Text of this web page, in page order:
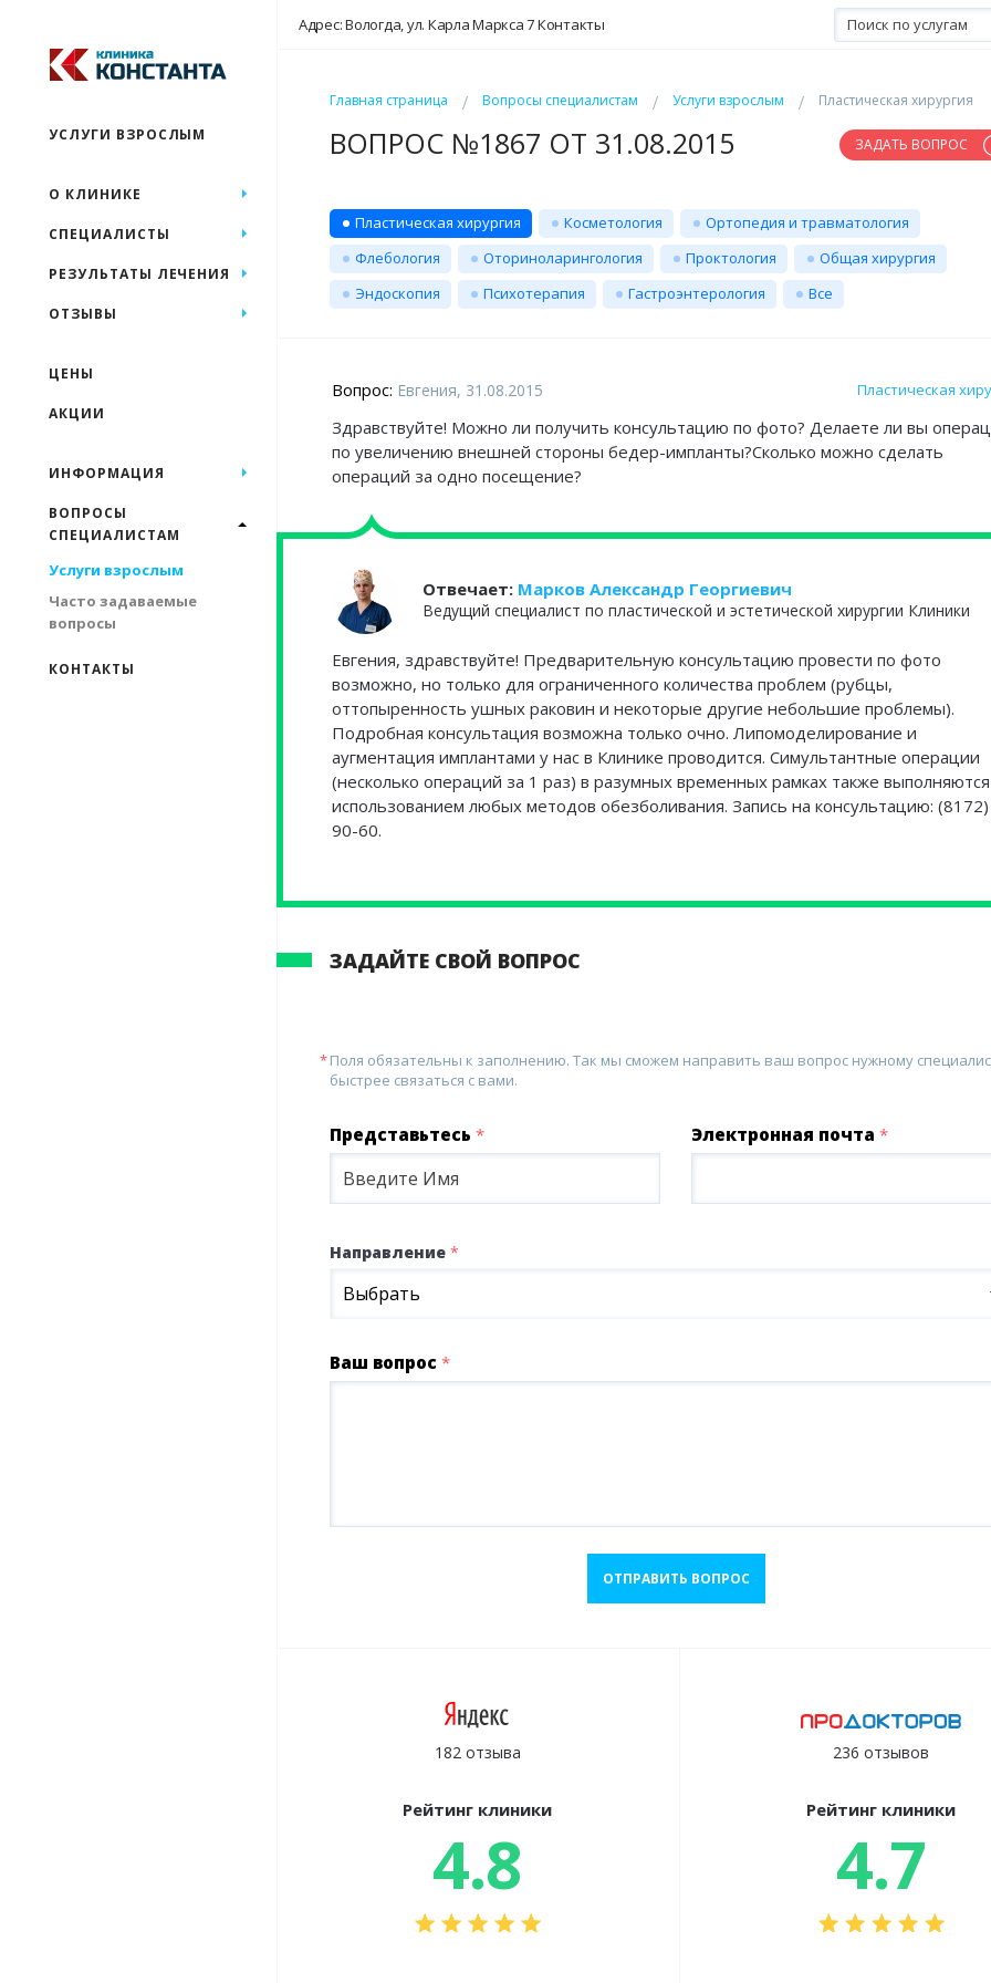
Адрес: Вологда, ул. Карла Маркса 7Контакты
Главная страница Вопросы специалистам Услуги взрослым Пластическая хирургия
ВОПРОС №1867 ОТ 31.08.2015 ЗАДАТЬ ВОПРОС
Пластическая хирургия Косметология
Ортопедия и травматология
Флебология
Оториноларингология Проктология
Общая хирургия
Эндоскопия
Психотерапия Гастроэнтерология Все
Вопрос: Евгения, 31.08.2015 Пластическая
Здравствуйте! Можно ли получить консультацию по фото? Делаете ли вы
по увеличению внешней стороны бедер-импланты?Сколько можно сделать
операций за одно посещение?
Отвечает: Марков Александр Георгиевич
Ведущий специалист по пластической и эстетической хирургии Клиники
Евгения, здравствуйте! Предварительную консультацию провести по фото
возможно, но только для ограниченного количества проблем (рубцы,
оттопыренность ушных раковин и некоторые другие небольшие проблемы).
Подробная консультация возможна только очно. Липомоделирование и
аугментация имплантами у нас в Клинике проводится. Симультантные операции
(несколько операций за 1 раз) в разумных временных рамках также
использованием любых методов обезболивания. Запись на консультацию:
90-60.
ЗАДАЙТЕ СВОЙ ВОПРОС
Поля обязательны к заполнению. Так мы сможем направить ваш вопрос нужному
быстрее связаться с вами.
Представьтесь * Электронная почта*
Направление *
Выбрать
Ваш вопрос *
ОТПРАВИТЬ ВОПРОС
182 отзыва
Рейтинг клиники
4.8
236 отзывов
Рейтинг клиники
4.7
УСЛУГИ ВЗРОСЛЫМ
О КЛИНИКЕ
СПЕЦИАЛИСТЫ
РЕЗУЛЬТАТЫ ЛЕЧЕНИЯ
ОТЗЫВЫ
ЦЕНЫ
АКЦИИ
ИНФОРМАЦИЯ
ВОПРОСЫ
СПЕЦИАЛИСТАМ
Услуги взрослым
Часто задаваемые
вопросы
КОНТАКТЫ